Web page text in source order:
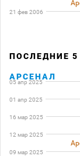
21 фев 2006
ПОСЛЕДНИЕ
АРСЕНАЛ
05 апр 2025
01 апр 2025
16 мар 2025
12 мар 2025
09 мар 2025